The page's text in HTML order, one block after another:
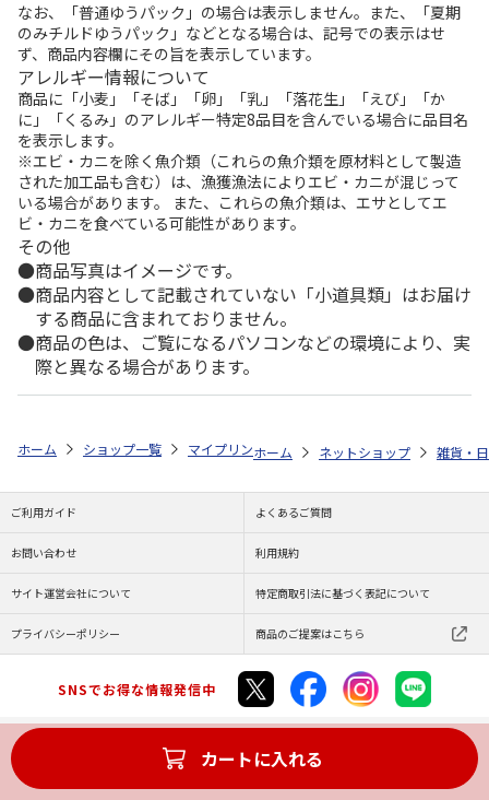
なお、「普通ゆうパック」の場合は表示しません。また、「夏期
のみチルドゆうパック」などとなる場合は、記号での表示はせ
ず、商品内容欄にその旨を表示しています。
アレルギー情報について
商品に「小麦」「そば」「卵」「乳」「落花生」「えび」「か
に」「くるみ」のアレルギー特定8品目を含んでいる場合に品目名
を表示します。
※エビ・カニを除く魚介類（これらの魚介類を原材料として製造
された加工品も含む）は、漁獲漁法によりエビ・カニが混じって
いる場合があります。 また、これらの魚介類は、エサとしてエ
ビ・カニを食べている可能性があります。
その他
商品写真はイメージです。
商品内容として記載されていない「小道具類」はお届け
する商品に含まれておりません。
商品の色は、ご覧になるパソコンなどの環境により、実
際と異なる場合があります。
カートに入れる
ホーム ショップ一覧 マイプリント シルエットプレート【アラス
ホーム ネットショップ 雑貨・
ご利用ガイド よくあるご質問
お問い合わせ 利用規約
サイト運営会社について 特定商取引法に基づく表記について
プライバシーポリシー 商品のご提案はこちら
SNSでお得な情報発信中